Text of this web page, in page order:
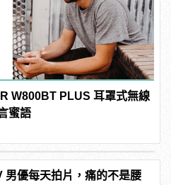
W800BT PLUS 耳罩式無線
蜜語
男優每天拍片，痛的不是腰